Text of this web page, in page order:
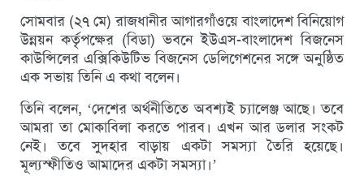
সোমবার (২৭ মে) রাজধানীর আগারগাঁওয়ে বাংলাদেশ বিনিয়োগ
উন্নয়ন কর্তৃপক্ষের (বিডা) ভবনে ইউএস-বাংলাদেশ বিজনেস
কাউন্সিলের এক্সিকিউটিভ বিজনেস ডেলিগেশনের সঙ্গে অনুষ্ঠিত
এক সভায় তিনি এ কথা বলেন।
তিনি বলেন, ‘দেশের অর্থনীতিতে অবশ্যই চ্যালেঞ্জ আছে। তবে
আমরা তা মোকাবিলা করতে পারব। এখন আর ডলার সংকট
নেই। তবে সুদহার বাড়ায় একটা সমস্যা তৈরি হয়েছে।
মূল্যস্ফীতিও আমাদের একটা সমস্যা।’